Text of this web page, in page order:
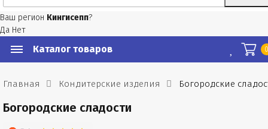
Ваш регион Кингисепп?
Да Нет
Каталог товаров
Главная Кондитерские изделия Богородские
Богородские сладости